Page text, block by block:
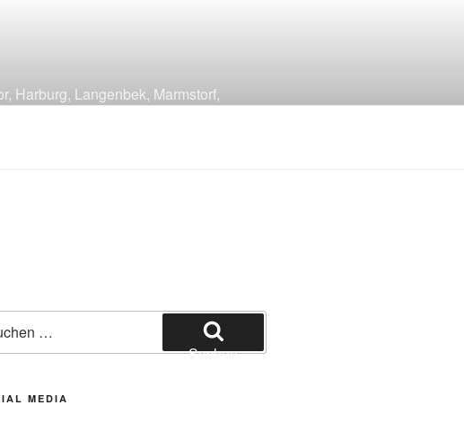
Harburg, Langenbek, Marmstorf,
Suchen
MEDIA